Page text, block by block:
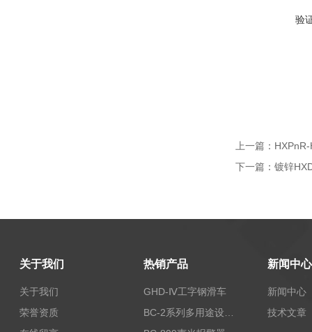
验
上一篇：
下一篇： 镀锌
关于我们
关于我们
荣誉资质
热销产品
GHD-Ⅳ工字钢滑车
新闻中心
新闻中心
技术文章